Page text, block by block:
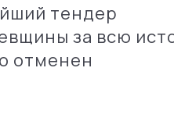
тендер
за всю
отменен